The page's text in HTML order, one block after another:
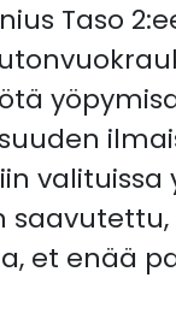
Taso
et enää